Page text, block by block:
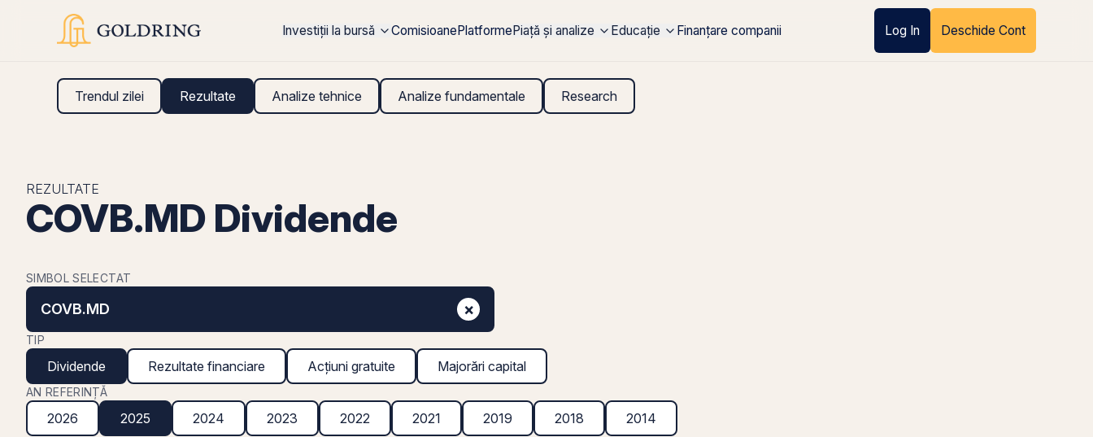
Investiții la bursă ComisioanePlatformePiață și analize Educație Finanțare companii Log In Deschide Cont
Trendul zilei Rezultate Analize tehnice Analize fundamentale Research
REZULTATE
COVB.MD Dividende
SIMBOL SELECTAT
COVB.MD ×
TIP
Dividende Rezultate financiare Acțiuni gratuite Majorări capital
AN REFERINȚĂ
2026 2025 2024 2023 2022 2021 2019 2018 2014